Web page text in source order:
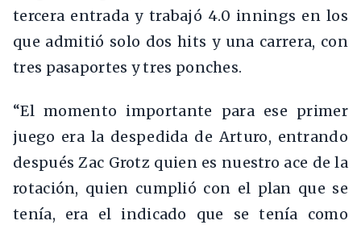
tercera entrada y trabajó 4.0 innings en los
que admitió solo dos hits y una carrera, con
tres pasaportes y tres ponches.
“El momento importante para ese primer
juego era la despedida de Arturo, entrando
después Zac Grotz quien es nuestro ace de la
rotación, quien cumplió con el plan que se
tenía, era el indicado que se tenía como